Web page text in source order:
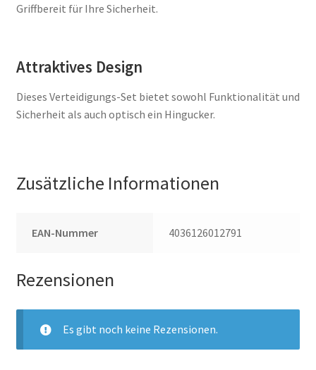
Griffbereit für Ihre Sicherheit.
Attraktives Design
Dieses Verteidigungs-Set bietet sowohl Funktionalität und
Sicherheit als auch optisch ein Hingucker.
Zusätzliche Informationen
EAN-Nummer 4036126012791
Rezensionen
Es gibt noch keine Rezensionen.